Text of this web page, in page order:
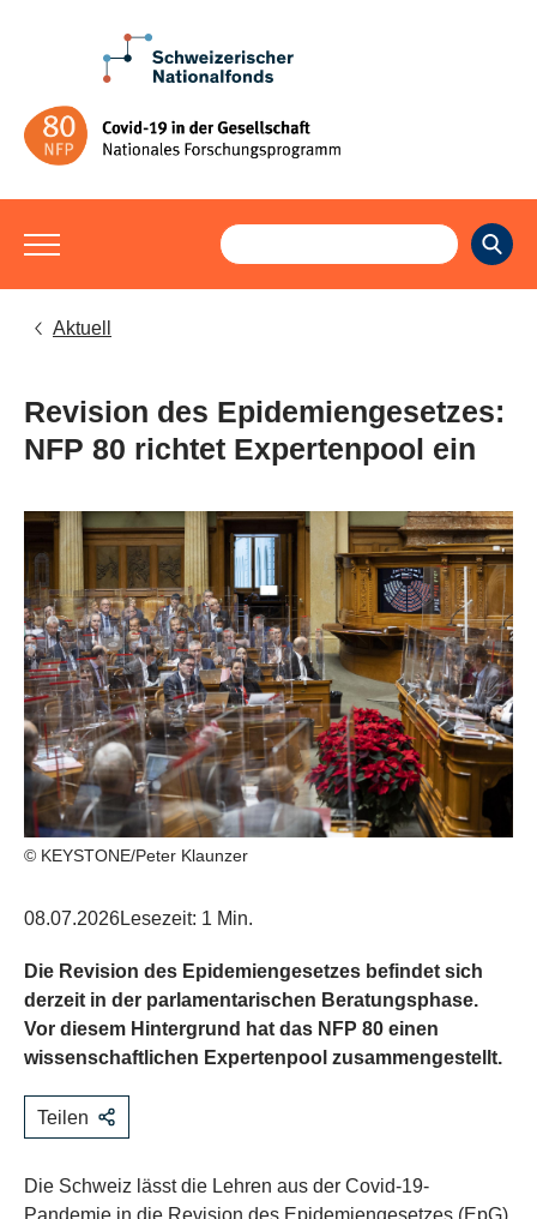
Aktuell
Revision des Epidemiengesetzes:
NFP 80 richtet Expertenpool ein
© KEYSTONE/Peter Klaunzer
08.07.2026Lesezeit: 1 Min.
Die Revision des Epidemiengesetzes befindet sich
derzeit in der parlamentarischen Beratungsphase.
Vor diesem Hintergrund hat das NFP 80 einen
wissenschaftlichen Expertenpool zusammengestellt.
Teilen
Die Schweiz lässt die Lehren aus der Covid-19-
Pandemie in die Revision des Epidemiengesetzes (EpG)